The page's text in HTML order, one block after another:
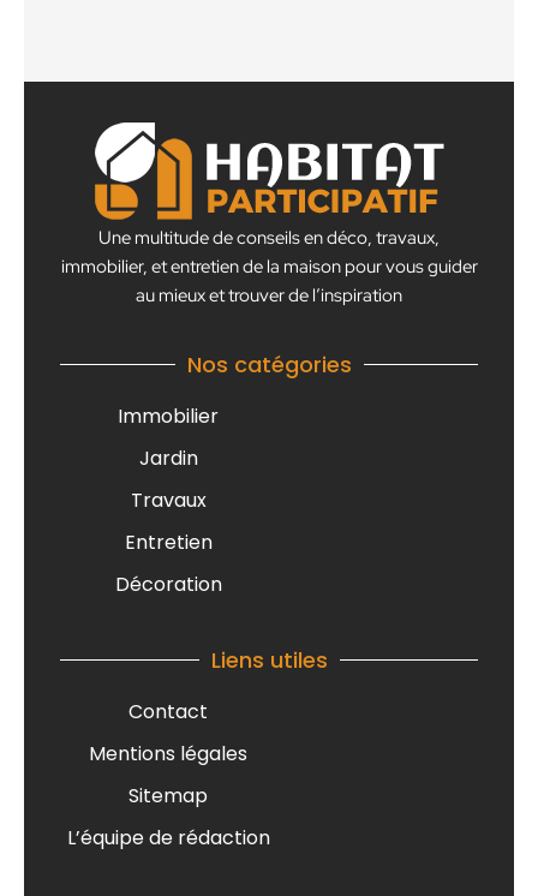
Une multitude de conseils en déco, travaux,
immobilier, et entretien de la maison pour vous guider
au mieux et trouver de l’inspiration
Nos catégories
Immobilier
Jardin
Travaux
Entretien
Décoration
Liens utiles
Contact
Mentions légales
Sitemap
L’équipe de rédaction